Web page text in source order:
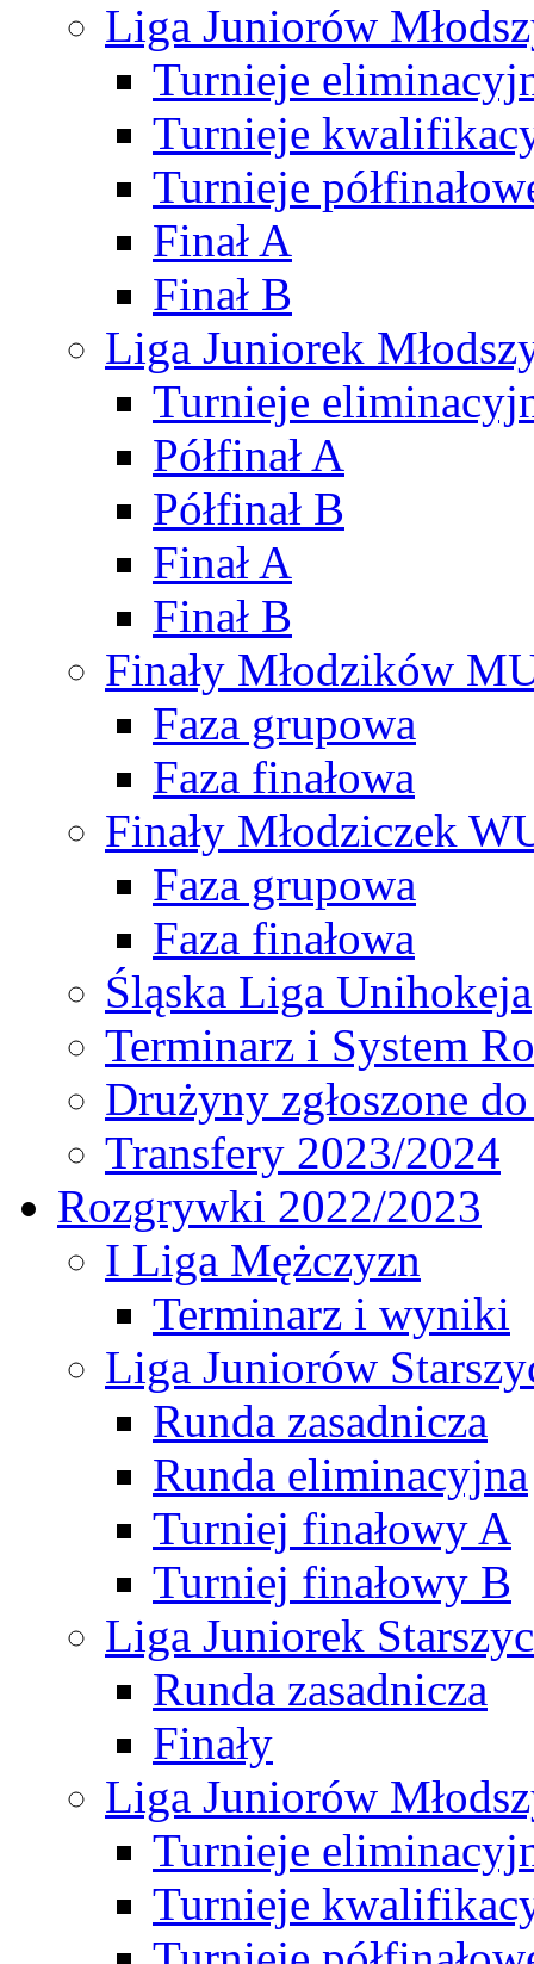
Liga Juniorów
Turnieje
Turnieje
Turnieje
Finał A
Finał B
Liga Juniorek
Turnieje
Półfinał A
Półfinał B
Finał A
Finał B
Finały Młodzików
Faza grupowa
Faza finałowa
Finały Młodziczek
Faza grupowa
Faza finałowa
Śląska Liga Unihokeja
Terminarz i System
Drużyny zgłoszone
Transfery 2023/2024
Rozgrywki 2022/2023
I Liga Mężczyzn
Terminarz i wyniki
Liga Juniorów
Runda zasadnicza
Runda eliminacyjna
Turniej finałowy A
Turniej finałowy B
Liga Juniorek
Runda zasadnicza
Finały
Liga Juniorów
Turnieje
Turnieje